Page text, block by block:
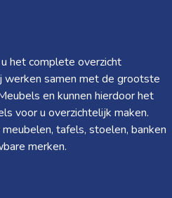
het complete overzicht
werken samen met de grootste
en kunnen hierdoor het
voor u overzichtelijk maken.
tafels, stoelen, banken
merken.